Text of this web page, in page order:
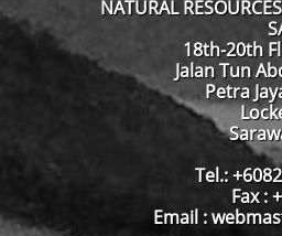
NATURAL
18th-20th
Jalan Tun
Petra
Tel.:
Fax :
Email :